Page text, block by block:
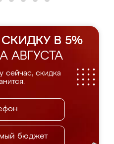
В 5%
АВГУСТА
сейчас, скидка
бюджет